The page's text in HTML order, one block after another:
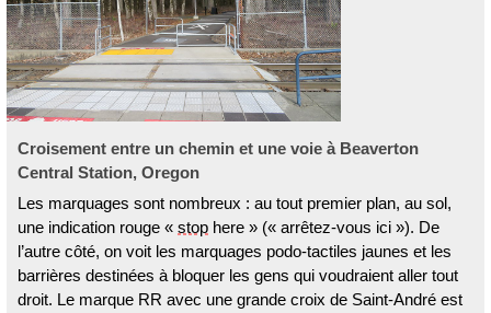
Croisement entre un chemin et une voie à Beaverton
Central Station, Oregon
Les marquages sont nombreux : au tout premier plan, au sol,
une indication rouge « stop here » (« arrêtez-vous ici »). De
l’autre côté, on voit les marquages podo-tactiles jaunes et les
barrières destinées à bloquer les gens qui voudraient aller tout
droit. Le marque RR avec une grande croix de Saint-André est